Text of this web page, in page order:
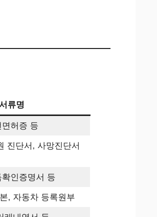
류명
허증 등
진단서, 사망진단서
인증명서 등
, 자동차 등록원부